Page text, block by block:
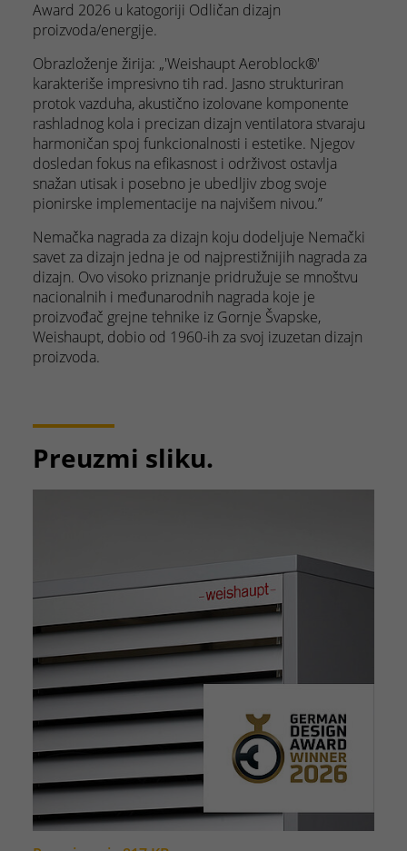
Award 2026 u katogoriji Odličan dizajn
proizvoda/energije.
Obrazloženje žirija: „'Weishaupt Aeroblock®'
karakteriše impresivno tih rad. Jasno strukturiran
protok vazduha, akustično izolovane komponente
rashladnog kola i precizan dizajn ventilatora stvaraju
harmoničan spoj funkcionalnosti i estetike. Njegov
dosledan fokus na efikasnost i održivost ostavlja
snažan utisak i posebno je ubedljiv zbog svoje
pionirske implementacije na najvišem nivou.”
Nemačka nagrada za dizajn koju dodeljuje Nemački
savet za dizajn jedna je od najprestižnijih nagrada za
dizajn. Ovo visoko priznanje pridružuje se mnoštvu
nacionalnih i međunarodnih nagrada koje je
proizvođač grejne tehnike iz Gornje Švapske,
Weishaupt, dobio od 1960-ih za svoj izuzetan dizajn
proizvoda.
Preuzmi sliku.